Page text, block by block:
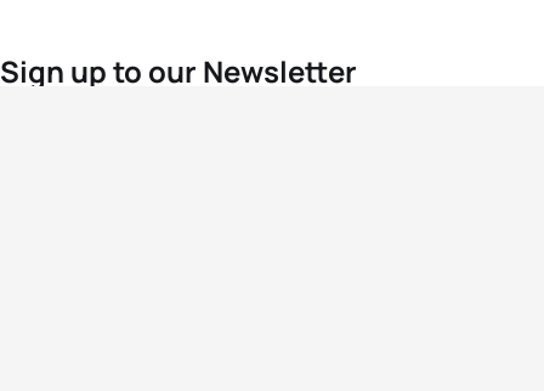
Sign up to our Newsletter